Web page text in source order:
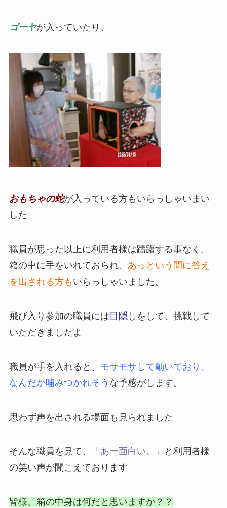
ゴーヤが入っていたり、
おもちゃの蛇が入っている方もいらっしゃいまい
した
職員が思った以上に利用者様は躊躇する事なく、
箱の中に手をいれておられ、 あっという間に答え
を出される方もいらっしゃいました。
飛び入り参加の職員には目隠し をして、挑戦して
いただきましたよ
職員が手を入れると、 モサモサして動いており、
なんだか噛みつかれそう な予感がします。
思わず声を出される場面も見られました
そんな職員を見て、 「あー面白い。」
と利用者様
の笑い声が聞こえております
皆様、箱の中身は何だと思いますか？？